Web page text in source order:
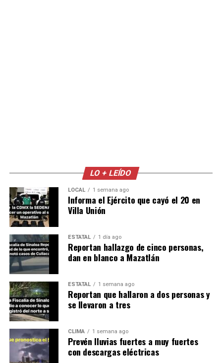
LO + LEÍDO
LOCAL 1 semana ago
Informa el Ejército que cayó el 20 en
Villa Unión
ESTATAL 1 día ago
Reportan hallazgo de cinco personas,
dan en blanco a Mazatlán
ESTATAL 1 semana ago
Reportan que hallaron a dos personas y
se llevaron a tres
CLIMA 1 semana ago
Prevén lluvias fuertes a muy fuertes
con descargas eléctricas